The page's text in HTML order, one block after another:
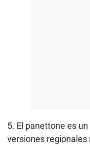
5. El panettone es
versiones